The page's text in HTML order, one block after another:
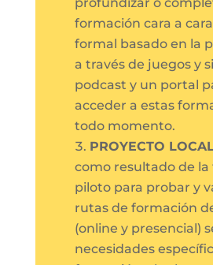
formación cara a
formal basado en la
a través de juegos y
podcast y un portal
acceder a estas
todo momento.
PROYECTO
como resultado de la
piloto para probar y
rutas de formación
(online y presencial)
necesidades